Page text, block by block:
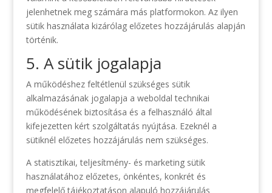
jelenhetnek meg számára más platformokon. Az ilyen
sütik használata kizárólag előzetes hozzájárulás alapján
történik.
5. A sütik jogalapja
A működéshez feltétlenül szükséges sütik
alkalmazásának jogalapja a weboldal technikai
működésének biztosítása és a felhasználó által
kifejezetten kért szolgáltatás nyújtása. Ezeknél a
sütiknél előzetes hozzájárulás nem szükséges.
A statisztikai, teljesítmény- és marketing sütik
használatához előzetes, önkéntes, konkrét és
megfelelő tájékoztatáson alapuló hozzájárulás